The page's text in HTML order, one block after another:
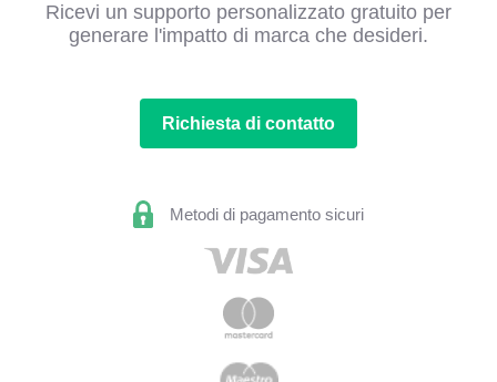
Ricevi un supporto personalizzato gratuito per
generare l'impatto di marca che desideri.
Richiesta di contatto
Metodi di pagamento sicuri